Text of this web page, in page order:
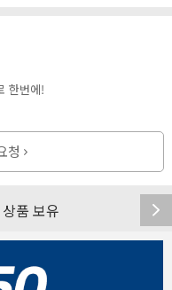
한번에!
청
품 보유